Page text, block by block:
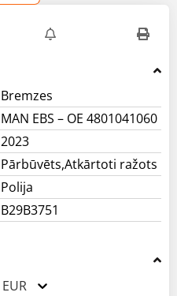
Bremzes
MAN EBS – OE 4801041060
2023
Pārbūvēts,Atkārtoti ražots
Polija
B29B3751
EUR